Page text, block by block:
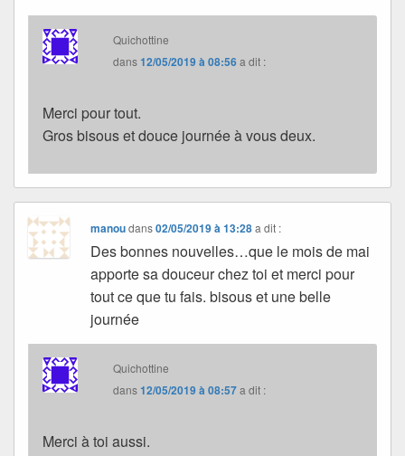
Quichottine
dans12/05/2019 à 08:56a dit :
Merci pour tout.
Gros bisous et douce journée à vous deux.
manoudans02/05/2019 à 13:28 a dit :
Des bonnes nouvelles…que le mois de mai
apporte sa douceur chez toi et merci pour
tout ce que tu fais. bisous et une belle
journée
Quichottine
dans12/05/2019 à 08:57a dit :
Merci à toi aussi.